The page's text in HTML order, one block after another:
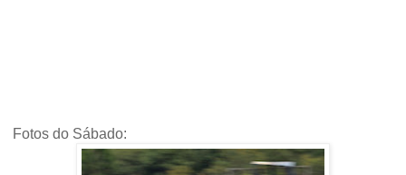
Fotos do Sábado: